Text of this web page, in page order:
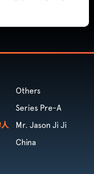
Others
Series Pre-A
Mr. Jason Ji Ji
China